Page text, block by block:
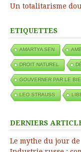
Un totalitarisme
ETIQUETTES
AMARTYA SEN
DROIT NATUREL
GOUVERNER PAR LE
LEO STRAUSS
DERNIERS
Le mythe du jour